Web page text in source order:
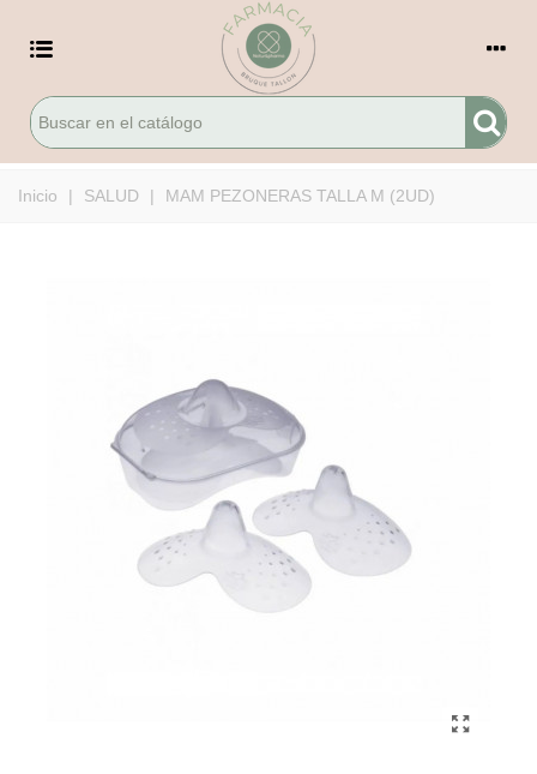
Inicio | SALUD | MAM PEZONERAS TALLA M (2UD)